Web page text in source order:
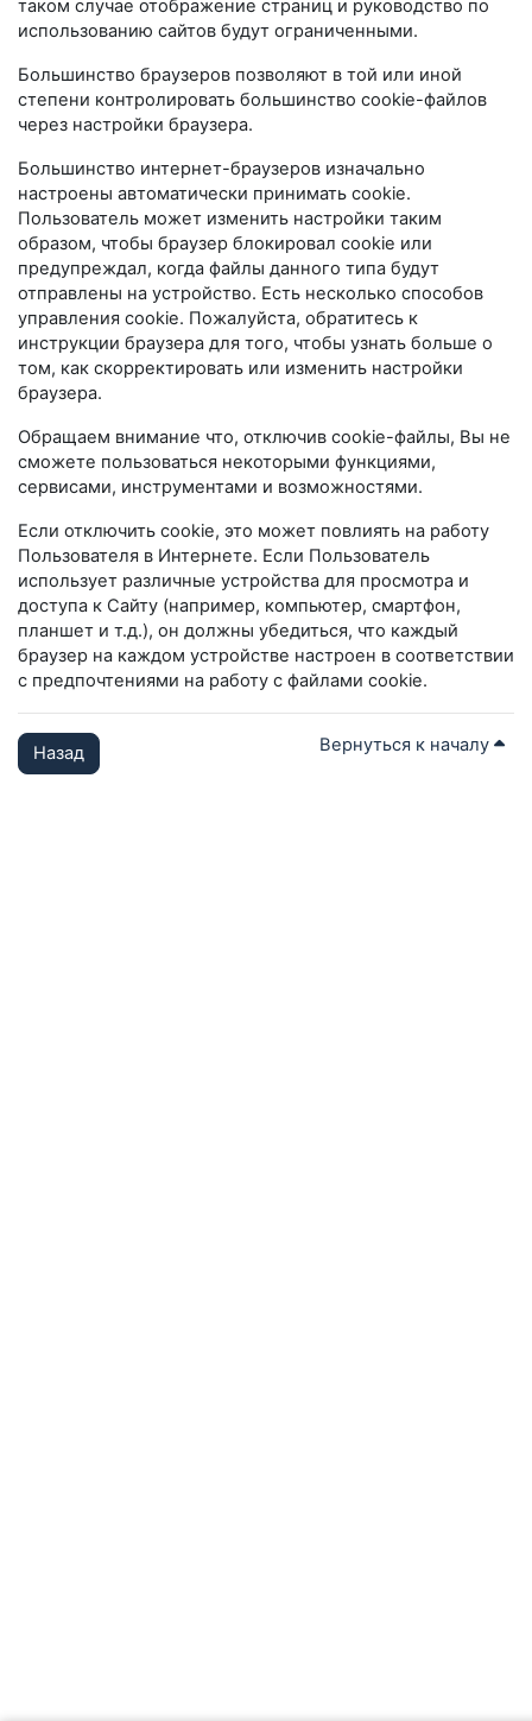
таком случае отображение страниц и руководство по
использованию сайтов будут ограниченными.
Большинство браузеров позволяют в той или иной
степени контролировать большинство cookie-файлов
через настройки браузера.
Большинство интернет-браузеров изначально
настроены автоматически принимать cookie.
Пользователь может изменить настройки таким
образом, чтобы браузер блокировал cookie или
предупреждал, когда файлы данного типа будут
отправлены на устройство. Есть несколько способов
управления cookie. Пожалуйста, обратитесь к
инструкции браузера для того, чтобы узнать больше о
том, как скорректировать или изменить настройки
браузера.
Обращаем внимание что, отключив cookie-файлы, Вы не
сможете пользоваться некоторыми функциями,
сервисами, инструментами и возможностями.
Если отключить cookie, это может повлиять на работу
Пользователя в Интернете. Если Пользователь
использует различные устройства для просмотра и
доступа к Сайту (например, компьютер, смартфон,
планшет и т.д.), он должны убедиться, что каждый
браузер на каждом устройстве настроен в соответствии
с предпочтениями на работу с файлами cookie.
Назад Вернуться к началу